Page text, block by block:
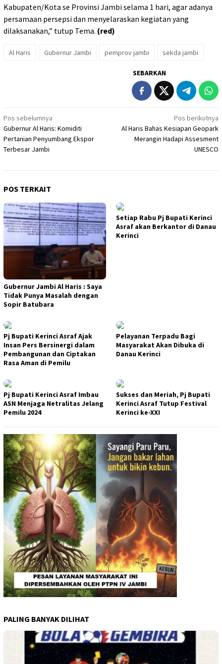
Kabupaten/Kota se Provinsi Jambi selama 1 hari, agar adanya
persamaan persepsi dan menyelaraskan kegiatan yang
dilaksanakan,” tutup Tema. (red)
Al Haris Gubernur Jambi pemprov jambi sekda jambi
SEBARKAN
Navigasi
pos
Pos sebelumnya
Gubernur Al Haris: Komiditi
Pertanian Penyumbang Ekspor
Terbesar Jambi
Pos berikutnya
Al Haris Bahas Kesiapan Geopark
Merangin Hadapi Assesment
UNESCO
POS TERKAIT
Gubernur Jambi Al Haris : Saya
Tidak Punya Masalah dengan
Sopir Batubara
Setiap Rabu Pj Bupati Kerinci
Asraf akan Berkantor di Danau
Kerinci
Pj Bupati Kerinci Asraf Ajak
Insan Pers Bersinergi dalam
Pembangunan dan Ciptakan
Rasa Aman di Pemilu
Pelayanan Terpadu Bagi
Masyarakat Akan Dibuka di
Danau Kerinci
Pj Bupati Kerinci Asraf Imbau
ASN Menjaga Netralitas Jelang
Pemilu 2024
Sukses dan Meriah, Pj Bupati
Kerinci Asraf Tutup Festival
Kerinci ke-XXI
PALING BANYAK DILIHAT